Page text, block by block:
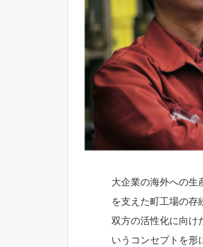
大企業の海外への生
を支えた町工場の
双方の活性化に向け
いうコンセプトを形